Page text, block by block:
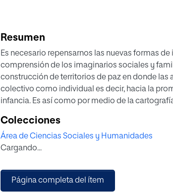
Resumen
Es necesario repensarnos las nuevas formas
comprensión de los imaginarios sociales y
construcción de territorios de paz en donde
colectivo como individual es decir, hacia la
infancia. Es así como por medio de la
la cotidianidad, tales resultados aportaran en
intervención que favorezcan las
comunitarios para la primera infancia y sus
Colecciones
Área de Ciencias Sociales y Humanidades
Cargando...
Página completa del ítem